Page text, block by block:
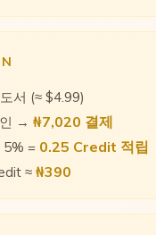
서 (≈ $4.99)
인 →₦7,020 결제
5% = 0.25 Credit 적립
≈₦390